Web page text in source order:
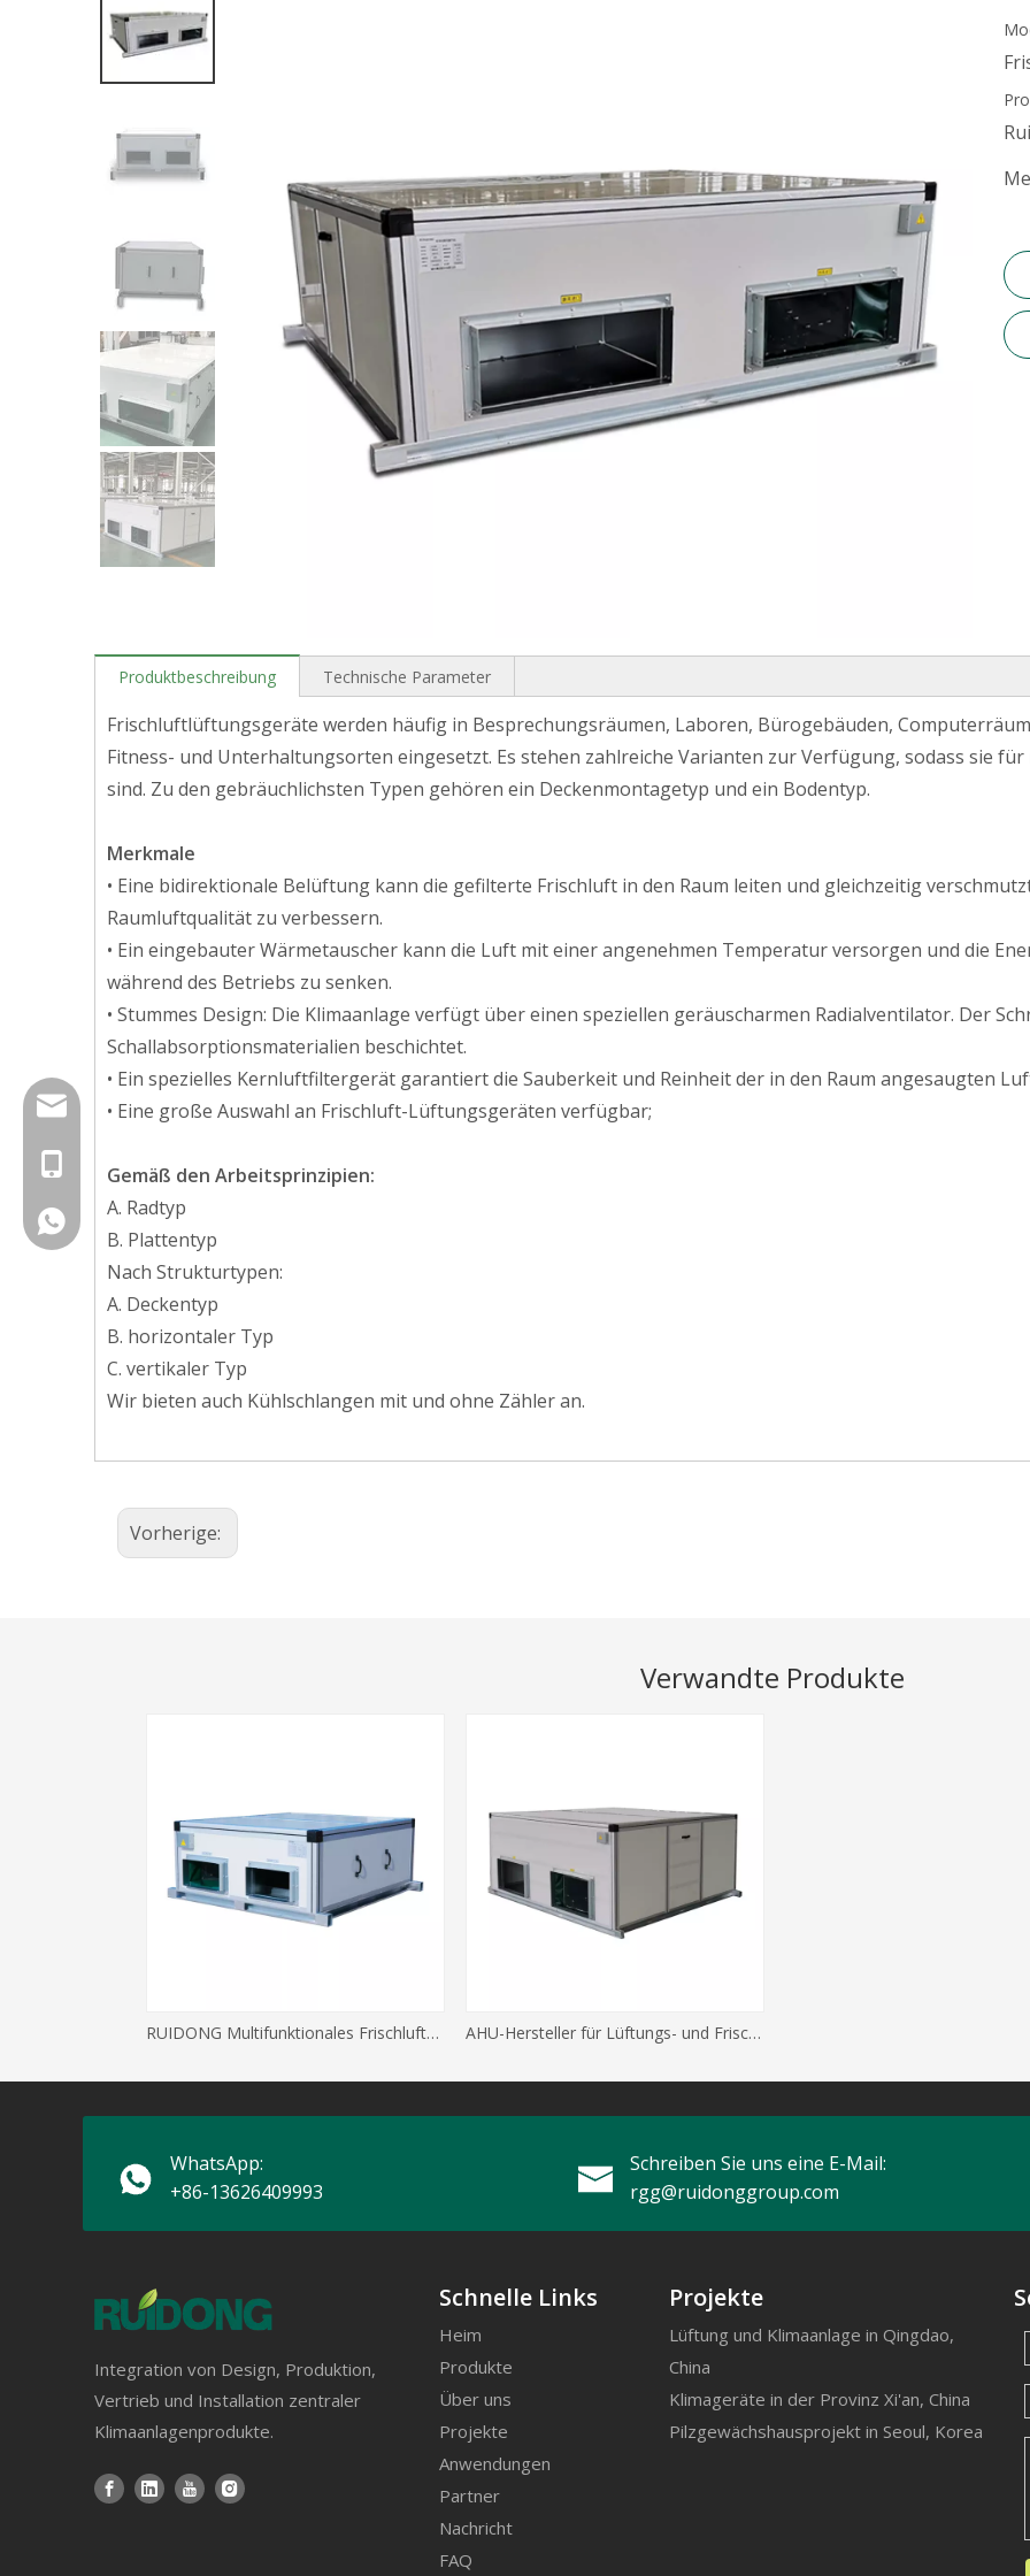
Brandschutzklappe
Kühlturm
Wasserpumpenstation
Produktbeschreibung Technische Parameter
Frischluftlüftungsgeräte werden häufig in Besprechungsräumen, Laboren, Bürogebäuden,
Fitness- und Unterhaltungsorten eingesetzt. Es stehen zahlreiche Varianten zur Verfügung, sodass sie
sind. Zu den gebräuchlichsten Typen gehören ein Deckenmontagetyp und ein Bodentyp.
Merkmale
• Eine bidirektionale Belüftung kann die gefilterte Frischluft in den Raum leiten und gleichzeitig
Raumluftqualität zu verbessern.
• Ein eingebauter Wärmetauscher kann die Luft mit einer angenehmen Temperatur versorgen und die
während des Betriebs zu senken.
• Stummes Design: Die Klimaanlage verfügt über einen speziellen geräuscharmen Radialventilator. Der
Schallabsorptionsmaterialien beschichtet.
• Ein spezielles Kernluftfiltergerät garantiert die Sauberkeit und Reinheit der in den Raum angesaugten
• Eine große Auswahl an Frischluft-Lüftungsgeräten verfügbar;
Gemäß den Arbeitsprinzipien:
A. Radtyp
B. Plattentyp
Nach Strukturtypen:
A. Deckentyp
B. horizontaler Typ
C. vertikaler Typ
Wir bieten auch Kühlschlangen mit und ohne Zähler an.
Vorherige:
Verwandte Produkte
RUIDONG Multifunktionales Frischluftbehandlungsgerät – eine Maschine, mehrere Schutzmaßnahmen AHU-Hersteller für Lüftungs- und Frischluftsysteme für Häuser
sales@ruidonggroup.com
+86 15953109697
WhatsApp:
+86-13626409993
Schreiben Sie uns eine E-Mail:
rgg@ruidonggroup.com
Integration von Design, Produktion,
Vertrieb und Installation zentraler
Klimaanlagenprodukte.
Schnelle Links
Heim
Produkte
Über uns
Projekte
Anwendungen
Partner
Nachricht
FAQ
Projekte
Lüftung und Klimaanlage in Qingdao,
China
Klimageräte in der Provinz Xi'an, China
Pilzgewächshausprojekt in Seoul, Korea